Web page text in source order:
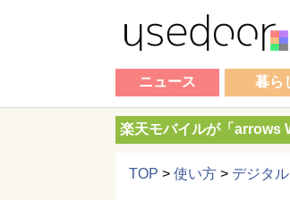
ニュース 暮ら
楽天モバイルが「arrows
TOP > 使い方 > デジタル